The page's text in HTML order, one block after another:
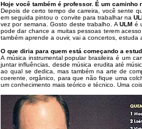
Hoje você também é professor. É um caminho
Depois de certo tempo de carreira, você sente
em seguida pintou o convite para trabalhar na
vez por semana. Gosto deste trabalho. AULM é
pode dar chance a muitas pessoas terem
também aprende a ouvir, vai a concertos, estuda
O que diria para quem está começando a
A música instrumental popular brasileira é um
juntar influências, desde música erudita até
ao qual se dedica, mas também na arte de
coerente, orgânico, para que não fique uma
um conhecimento mais teórico e técnico. Uma